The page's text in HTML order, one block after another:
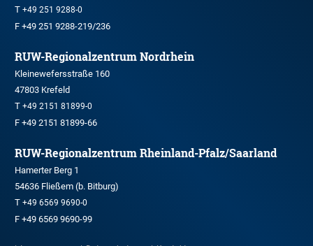
T +49 251 9288-0
F +49 251 9288-219/236
RUW-Regionalzentrum Nordrhein
Kleinewefersstraße 160
47803 Krefeld
T +49 2151 81899-0
F +49 2151 81899-66
RUW-Regionalzentrum Rheinland-Pfalz/Saarland
Hamerter Berg 1
54636 Fließem (b. Bitburg)
T +49 6569 9690-0
F +49 6569 9690-99